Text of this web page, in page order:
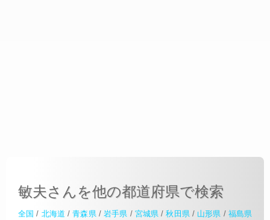
敏夫さんを他の都道府県で検索
全国 / 北海道 /青森県/ 岩手県 / 宮城県 /秋田県/ 山形県 / 福島県